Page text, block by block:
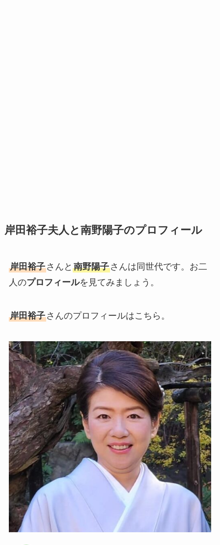
岸田裕子夫人と南野陽子のプロフィール
岸田裕子さんと 南野陽子さんは同世代です。お二
人のプロフィールを見てみましょう。
岸田裕子さんのプロフィールはこちら。